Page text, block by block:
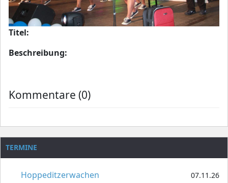
Titel:
Beschreibung:
Kommentare (0)
TERMINE
Hoppeditzerwachen 07.11.26